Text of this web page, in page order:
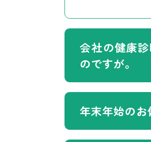
会社の健康
のですが。
年末年始のお